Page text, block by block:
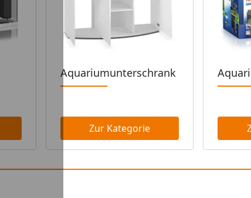
Aquariumunterschrank
Zur Kategorie